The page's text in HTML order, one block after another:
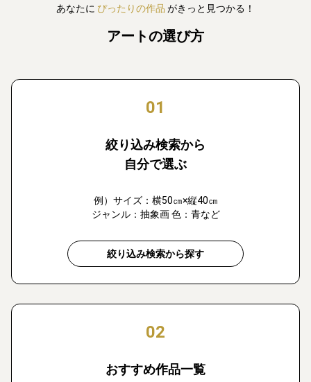
あなたに ぴったりの作品 がきっと見つかる！
アートの選び方
01
絞り込み検索から
自分で選ぶ
例）サイズ：横50㎝×縦40㎝
ジャンル：抽象画 色：青など
絞り込み検索から探す
02
おすすめ作品一覧